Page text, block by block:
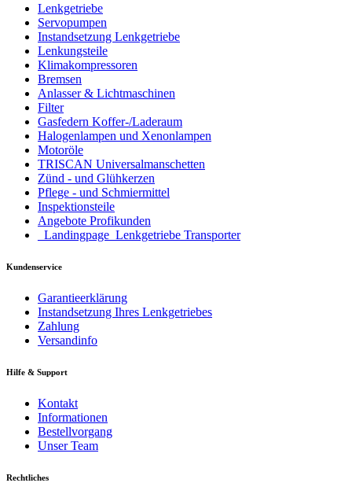
Lenkgetriebe
Servopumpen
Instandsetzung Lenkgetriebe
Lenkungsteile
Klimakompressoren
Bremsen
Anlasser & Lichtmaschinen
Filter
Gasfedern Koffer-/Laderaum
Halogenlampen und Xenonlampen
Motoröle
TRISCAN Universalmanschetten
Zünd - und Glühkerzen
Pflege - und Schmiermittel
Inspektionsteile
Angebote Profikunden
_Landingpage_Lenkgetriebe Transporter
Kundenservice
Garantieerklärung
Instandsetzung Ihres Lenkgetriebes
Zahlung
Versandinfo
Hilfe & Support
Kontakt
Informationen
Bestellvorgang
Unser Team
Rechtliches